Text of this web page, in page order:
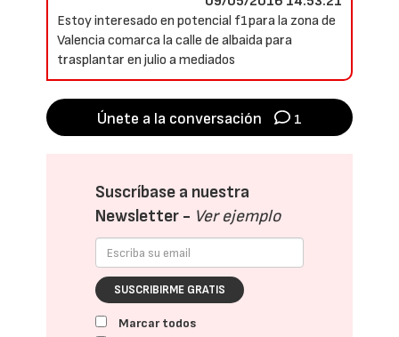
Estoy interesado en potencial f1para la zona de
Valencia comarca la calle de albaida para
trasplantar en julio a mediados
Únete a la conversación 1
Suscríbase a nuestra
Newsletter - Ver ejemplo
SUSCRIBIRME GRATIS
Marcar todos